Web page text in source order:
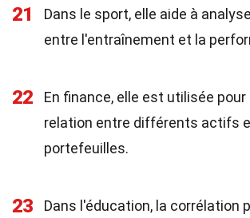
21
Dans le sport, elle aide à
entre l'entraînement et la
22
En finance, elle est utilisée pour
relation entre différents actifs
portefeuilles.
23
Dans l'éducation, la corrélation